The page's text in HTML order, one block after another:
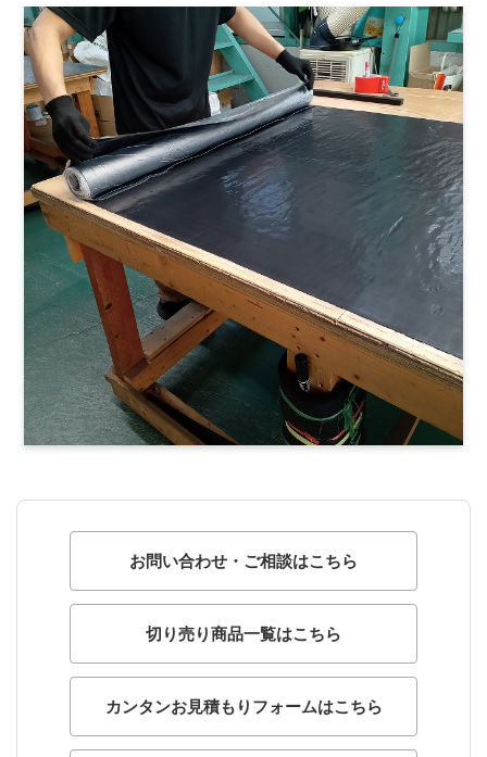
お問い合わせ・ご相談はこちら
切り売り商品一覧はこちら
カンタンお見積もりフォームはこちら